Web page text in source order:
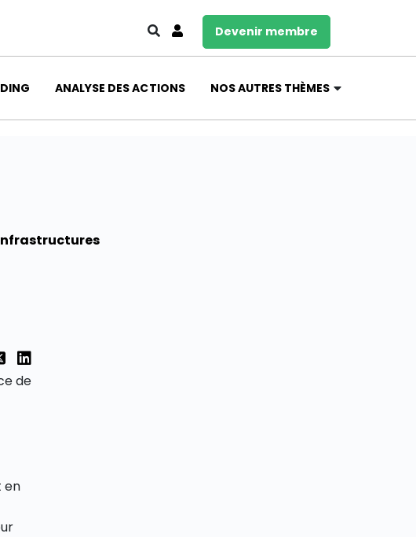
Devenir membre
ANALYSE DES ACTIONS NOS AUTRES THÈMES
de
en